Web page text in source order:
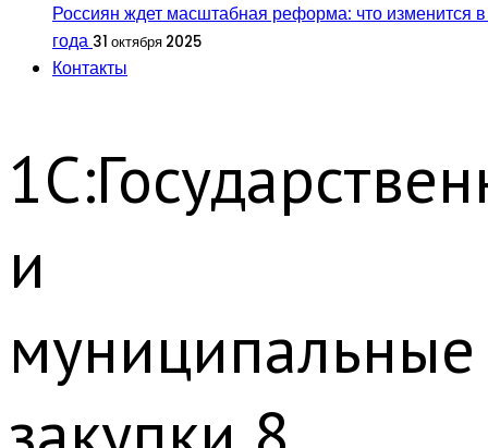
Россиян ждет масштабная реформа: что изменится
года 31 октября 2025
Контакты
и
муниципальные